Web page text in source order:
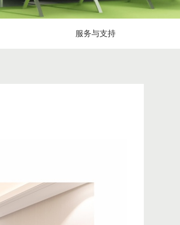
服务与支持